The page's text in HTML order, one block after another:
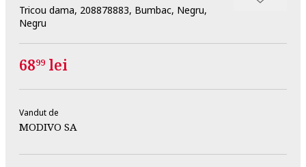
Tricou dama, 208878883, Bumbac, Negru,
Negru
6899 lei
Vandut de
MODIVO SA